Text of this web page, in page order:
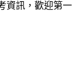
資訊，歡迎第一